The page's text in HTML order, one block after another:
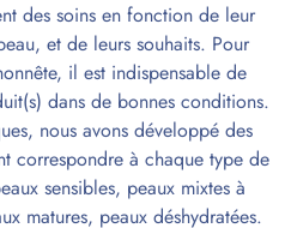
des soins en fonction de leur
et de leurs souhaits. Pour
il est indispensable de
dans de bonnes conditions.
nous avons développé des
correspondre à chaque type de
sensibles, peaux mixtes à
matures, peaux déshydratées.